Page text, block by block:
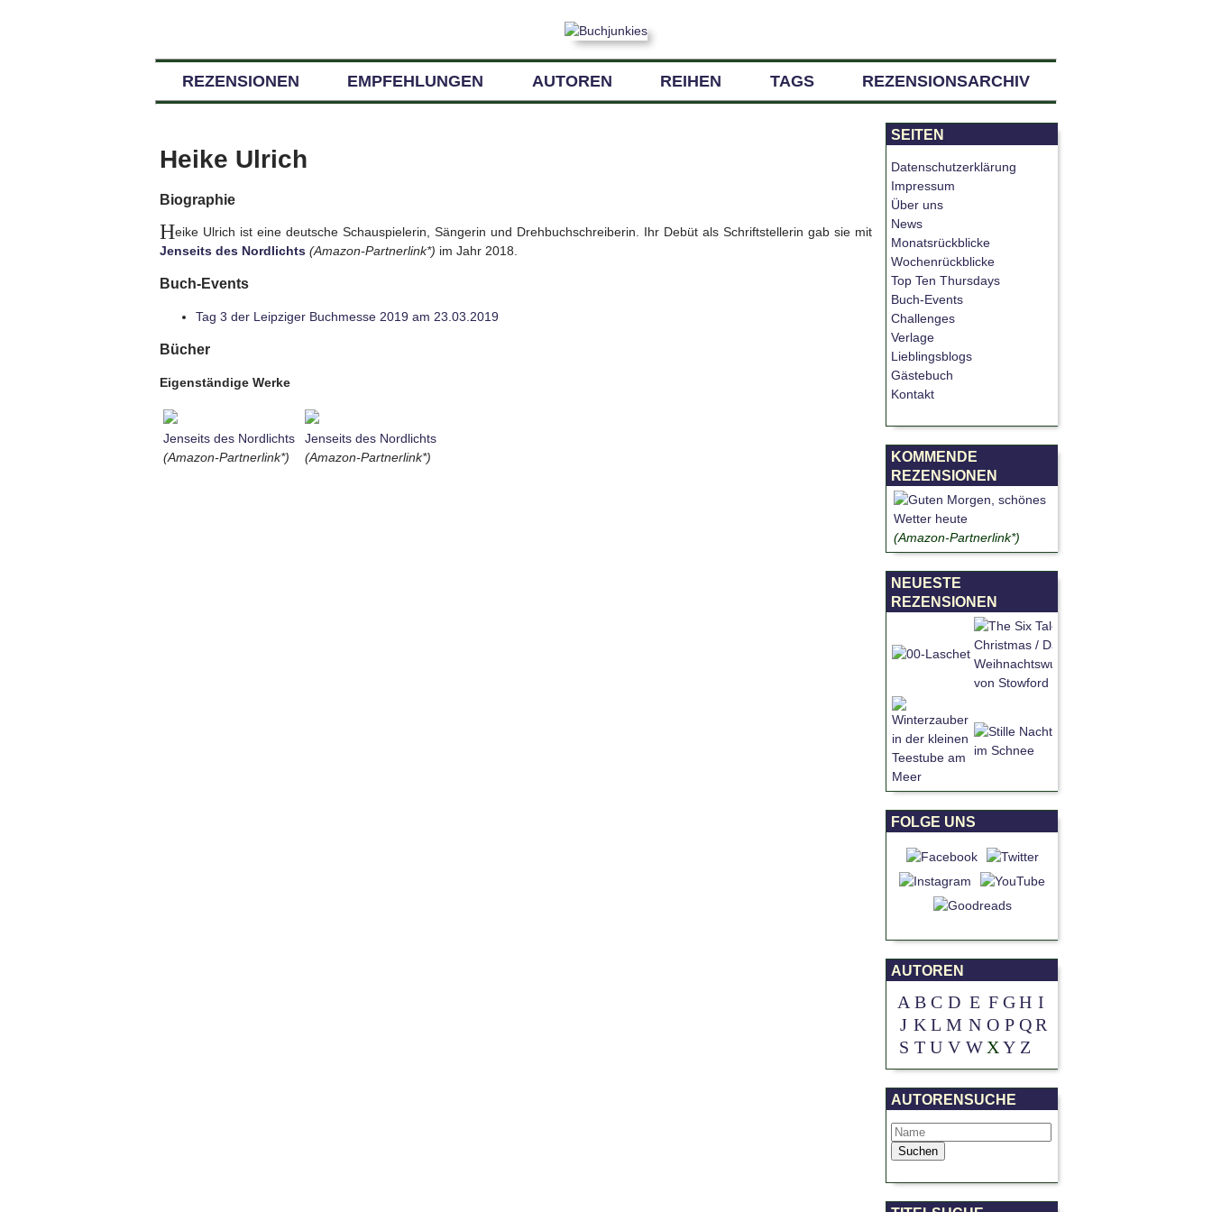
REZENSIONEN EMPFEHLUNGEN AUTOREN REIHEN TAGS REZENSIONSARCHIV
Heike Ulrich
Biographie
Heike Ulrich ist eine deutsche Schauspielerin, Sängerin und Drehbuchschreiberin. Ihr Debüt als Schriftstellerin gab sie mit
Jenseits des Nordlichts (Amazon-Partnerlink*) im Jahr 2018.
Buch-Events
Tag 3 der Leipziger Buchmesse 2019 am 23.03.2019
Bücher
Eigenständige Werke
Jenseits des Nordlichts
(Amazon-Partnerlink*)
Jenseits des Nordlichts
(Amazon-Partnerlink*)
SEITEN
Datenschutzerklärung
Impressum
Über uns
News
Monatsrückblicke
Wochenrückblicke
Top Ten Thursdays
Buch-Events
Challenges
Verlage
Lieblingsblogs
Gästebuch
Kontakt
KOMMENDE
REZENSIONEN
(Amazon-Partnerlink*)
NEUESTE
REZENSIONEN
FOLGE UNS
AUTOREN
A B C D E F GH I
J K L M N O P QR
S T U V W XY Z
AUTORENSUCHE